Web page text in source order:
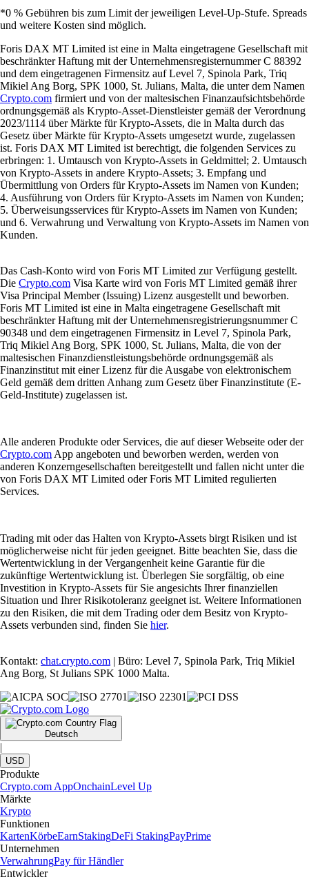
*0 % Gebühren bis zum Limit der jeweiligen Level-Up-Stufe. Spreads
und weitere Kosten sind möglich.
Foris DAX MT Limited ist eine in Malta eingetragene Gesellschaft mit
beschränkter Haftung mit der Unternehmensregisternummer C 88392
und dem eingetragenen Firmensitz auf Level 7, Spinola Park, Triq
Mikiel Ang Borg, SPK 1000, St. Julians, Malta, die unter dem Namen
Crypto.com firmiert und von der maltesischen Finanzaufsichtsbehörde
ordnungsgemäß als Krypto-Asset-Dienstleister gemäß der Verordnung
2023/1114 über Märkte für Krypto-Assets, die in Malta durch das
Gesetz über Märkte für Krypto-Assets umgesetzt wurde, zugelassen
ist. Foris DAX MT Limited ist berechtigt, die folgenden Services zu
erbringen: 1. Umtausch von Krypto-Assets in Geldmittel; 2. Umtausch
von Krypto-Assets in andere Krypto-Assets; 3. Empfang und
Übermittlung von Orders für Krypto-Assets im Namen von Kunden;
4. Ausführung von Orders für Krypto-Assets im Namen von Kunden;
5. Überweisungsservices für Krypto-Assets im Namen von Kunden;
und 6. Verwahrung und Verwaltung von Krypto-Assets im Namen von
Kunden.
Das Cash-Konto wird von Foris MT Limited zur Verfügung gestellt.
Die Crypto.com Visa Karte wird von Foris MT Limited gemäß ihrer
Visa Principal Member (Issuing) Lizenz ausgestellt und beworben.
Foris MT Limited ist eine in Malta eingetragene Gesellschaft mit
beschränkter Haftung mit der Unternehmensregistrierungsnummer C
90348 und dem eingetragenen Firmensitz in Level 7, Spinola Park,
Triq Mikiel Ang Borg, SPK 1000, St. Julians, Malta, die von der
maltesischen Finanzdienstleistungsbehörde ordnungsgemäß als
Finanzinstitut mit einer Lizenz für die Ausgabe von elektronischem
Geld gemäß dem dritten Anhang zum Gesetz über Finanzinstitute (E-
Geld-Institute) zugelassen ist.
Alle anderen Produkte oder Services, die auf dieser Webseite oder der
Crypto.com App angeboten und beworben werden, werden von
anderen Konzerngesellschaften bereitgestellt und fallen nicht unter die
von Foris DAX MT Limited oder Foris MT Limited regulierten
Services.
Trading mit oder das Halten von Krypto-Assets birgt Risiken und ist
möglicherweise nicht für jeden geeignet. Bitte beachten Sie, dass die
Wertentwicklung in der Vergangenheit keine Garantie für die
zukünftige Wertentwicklung ist. Überlegen Sie sorgfältig, ob eine
Investition in Krypto-Assets für Sie angesichts Ihrer finanziellen
Situation und Ihrer Risikotoleranz geeignet ist. Weitere Informationen
zu den Risiken, die mit dem Trading oder dem Besitz von Krypto-
Assets verbunden sind, finden Sie hier.
Kontakt: chat.crypto.com | Büro: Level 7, Spinola Park, Triq Mikiel
Ang Borg, St Julians SPK 1000 Malta.
Deutsch
|
USD
Produkte
Crypto.com AppOnchainLevel Up
Märkte
Krypto
Funktionen
KartenKörbeEarnStakingDeFi StakingPayPrime
Unternehmen
VerwahrungPay für Händler
Entwickler